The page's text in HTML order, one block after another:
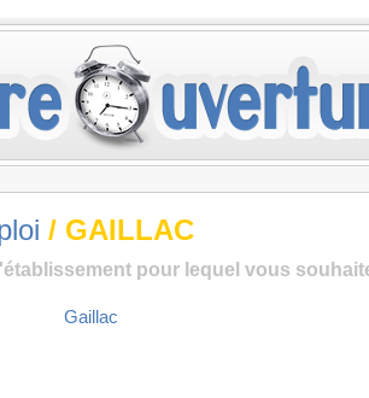
/ GAILLAC
pour lequel vous
Gaillac